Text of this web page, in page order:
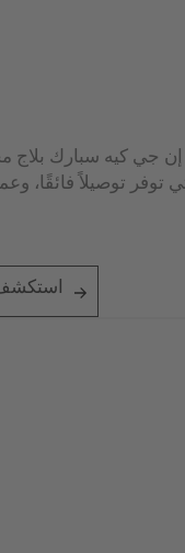
جي كيه سبارك بلاج
توفر توصيلاً فائقًا،
استكشف